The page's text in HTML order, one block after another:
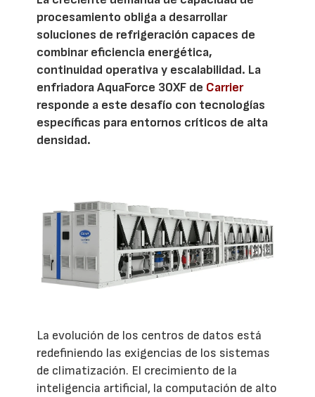
procesamiento obliga a desarrollar
soluciones de refrigeración capaces de
combinar eficiencia energética,
continuidad operativa y escalabilidad. La
enfriadora AquaForce 30XF de Carrier
responde a este desafío con tecnologías
específicas para entornos críticos de alta
densidad.
La evolución de los centros de datos está
redefiniendo las exigencias de los sistemas
de climatización. El crecimiento de la
inteligencia artificial, la computación de alto